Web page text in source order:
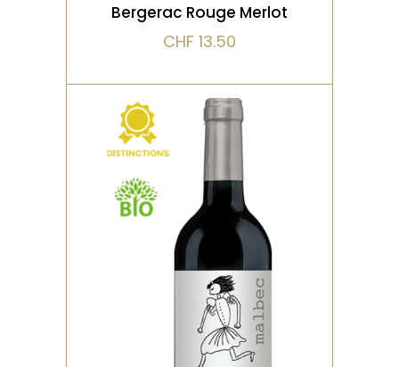
Bergerac Rouge Merlot
CHF 13.50
DISTINCTIONS, ROUGE
Un vin joliment poivré et
floral, aux tanins à la fois
serrés et soyeux. Du
caractère… &nbs